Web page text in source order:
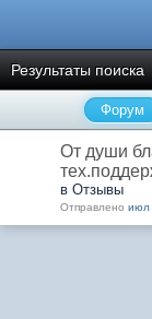
Результаты поиска
Форум
От души
в Отзывы
Отправлено июл